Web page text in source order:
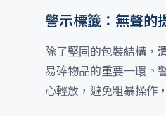
警示標籤：無聲的
除了堅固的包裝結構，
易碎物品的重要一環。
心輕放，避免粗暴操作